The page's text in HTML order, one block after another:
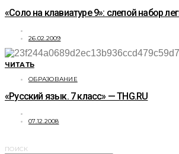
«Соло на клавиатуре 9»: слепой набор
26.02.2009
ЧИТАТЬ
ОБРАЗОВАНИЕ
«Русский язык. 7 класс» — THG.RU
07.12.2008
ПОИСК